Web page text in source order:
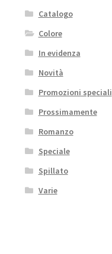
Catalogo
Colore
In evidenza
Novità
Promozioni speciali
Prossimamente
Romanzo
Speciale
Spillato
Varie